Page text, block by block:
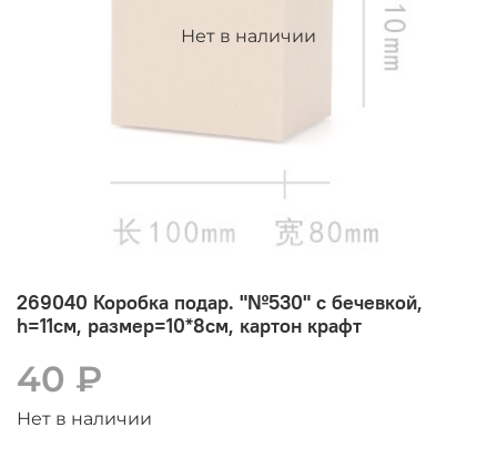
Нет в наличии
269040 Коробка подар. "№530" с бечевкой,
h=11см, размер=10*8см, картон крафт
40 ₽
Нет в наличии